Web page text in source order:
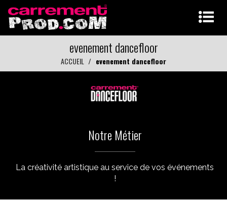
evenement dancefloor
ACCUEIL evenement dancefloor
Notre Métier
La créativité artistique au service de vos événements
!